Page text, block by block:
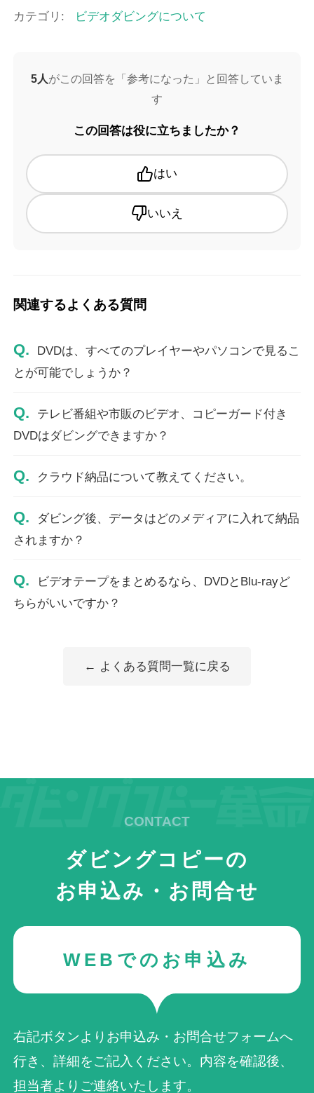
カテゴリ: ビデオダビングについて
5人がこの回答を「参考になった」と回答していま
す
この回答は役に立ちましたか？
はい
いいえ
関連するよくある質問
Q.
DVDは、すべてのプレイヤーやパソコンで見るこ
とが可能でしょうか？
Q.
テレビ番組や市販のビデオ、コピーガード付き
DVDはダビングできますか？
Q. クラウド納品について教えてください。
Q.
ダビング後、データはどのメディアに入れて納品
されますか？
Q.
ビデオテープをまとめるなら、DVDとBlu-rayど
ちらがいいですか？
← よくある質問一覧に戻る
ダビングコピーの
お申込み・お問合せ
WEBでのお申込み
右記ボタンよりお申込み・お問合せフォームへ
行き、詳細をご記入ください。内容を確認後、
担当者よりご連絡いたします。